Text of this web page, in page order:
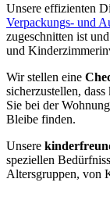
Unsere effizienten
Verpackungs- und
zugeschnitten ist
und
Wir stellen eine
sicherzustellen,
Sie bei der
Bleibe finden.
Unsere
speziellen
Altersgruppen, von